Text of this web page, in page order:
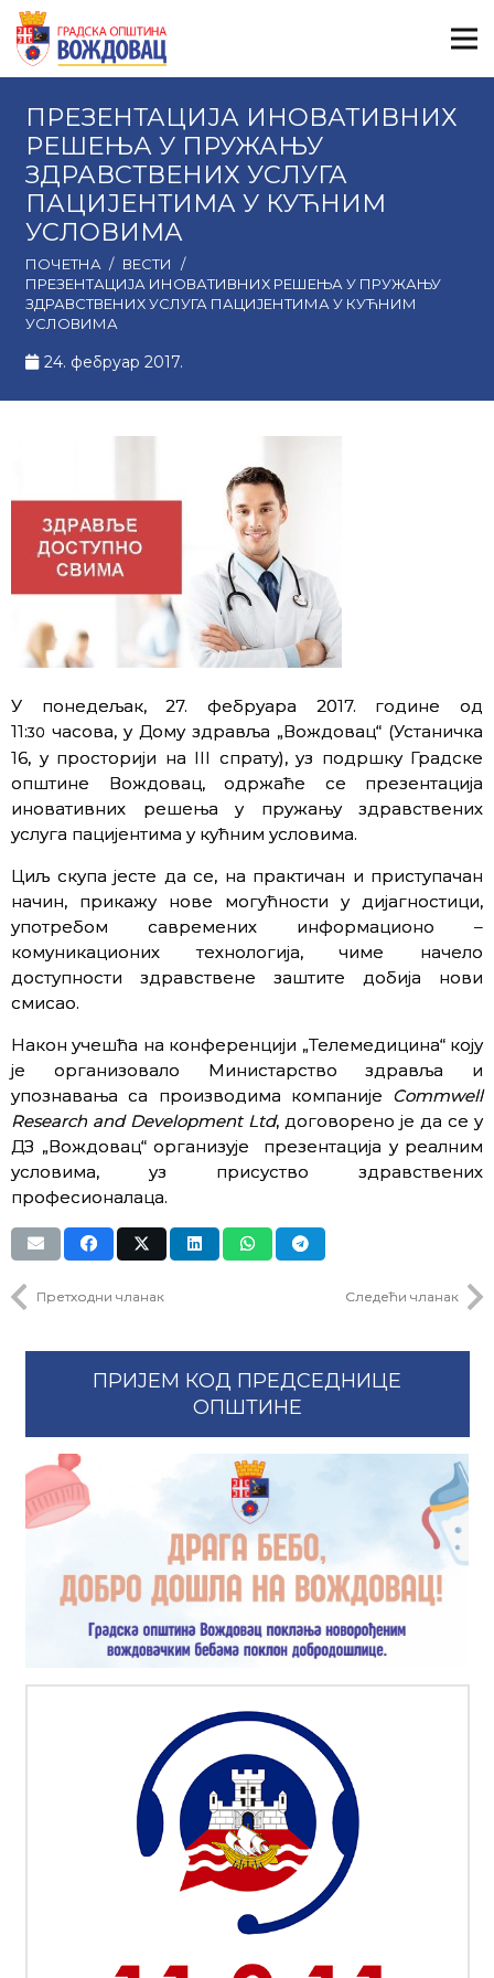
ПРЕЗЕНТАЦИЈА ИНОВАТИВНИХ
РЕШЕЊА У ПРУЖАЊУ
ЗДРАВСТВЕНИХ УСЛУГА
ПАЦИЈЕНТИМА У КУЋНИМ
УСЛОВИМА
ПОЧЕТНА / ВЕСТИ
/
ПРЕЗЕНТАЦИЈА ИНОВАТИВНИХ РЕШЕЊА У ПРУЖАЊУ
ЗДРАВСТВЕНИХ УСЛУГА ПАЦИЈЕНТИМА У КУЋНИМ
УСЛОВИМА
24. фебруар 2017.
У понедељак, 27. фебруара 2017. године од
11:30 часова, у Дому здравља „Вождовац“ (Устаничка
16, у просторији на III спрату), уз подршку Градске
општине Вождовац, одржаће се презентација
иновативних решења у пружању здравствених
услуга пацијентима у кућним условима.
Циљ скупа јесте да се, на практичан и приступачан
начин, прикажу нове могућности у дијагностици,
употребом савремених информационо –
комуникационих технологија, чиме начело
доступности здравствене заштите добија нови
смисао.
Након учешћа на конференцији „Телемедицина“ коју
је организовало Министарство здравља и
упознавања са производима компаније Commwell
Research and Development Ltd, договорено је да се у
ДЗ „Вождовац“ организује презентација у реалним
условима, уз присуство здравствених
професионалаца.
Претходни чланак Следећи чланак
ПРИЈЕМ КОД ПРЕДСЕДНИЦЕ
ОПШТИНЕ